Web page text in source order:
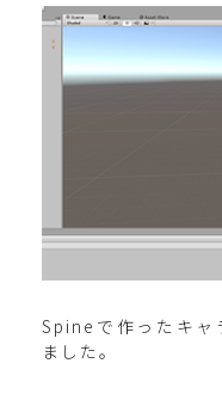
Spineで作ったキャ
ました。